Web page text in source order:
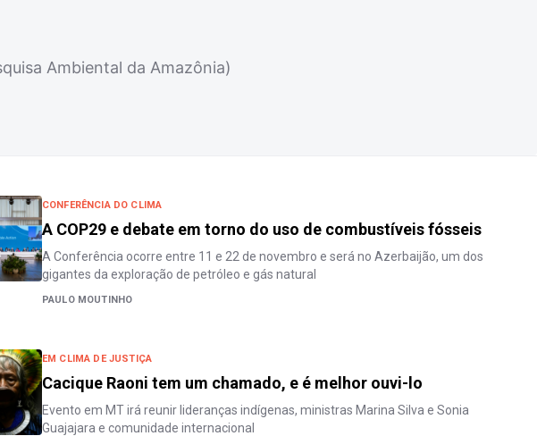
Ambiental da Amazônia)
CONFERÊNCIA DO CLIMA
A COP29 e debate em torno do uso de combustíveis fósseis
A Conferência ocorre entre 11 e 22 de novembro e será no Azerbaijão, um dos
gigantes da exploração de petróleo e gás natural
PAULO MOUTINHO
EM CLIMA DE JUSTIÇA
Cacique Raoni tem um chamado, e é melhor ouvi-lo
Evento em MT irá reunir lideranças indígenas, ministras Marina Silva e Sonia
Guajajara e comunidade internacional